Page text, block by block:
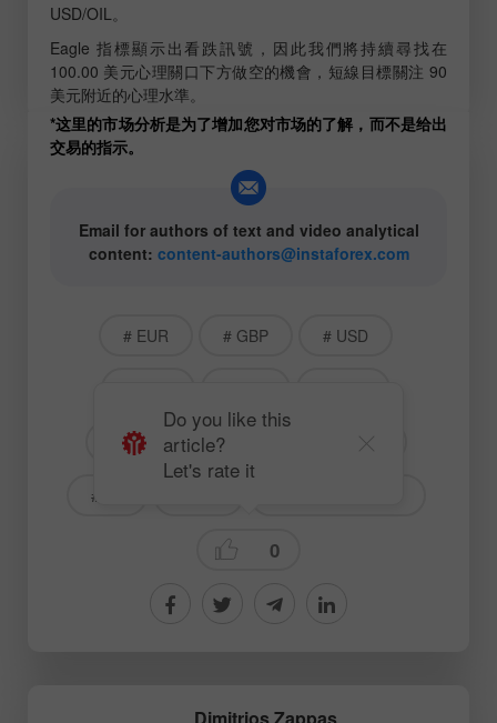
USD/OIL。
Eagle 指標顯示出看跌訊號，因此我們將持續尋找在
100.00 美元心理關口下方做空的機會，短線目標關注 90
美元附近的心理水準。
*这里的市场分析是为了增加您对市场的了解，而不是给出
交易的指示。
Email for authors of text and video analytical
content: content-authors@instaforex.com
# EUR # GBP # USD
# EURUSD # American markets
#NG
0
Do you like this
article?
Let's rate it